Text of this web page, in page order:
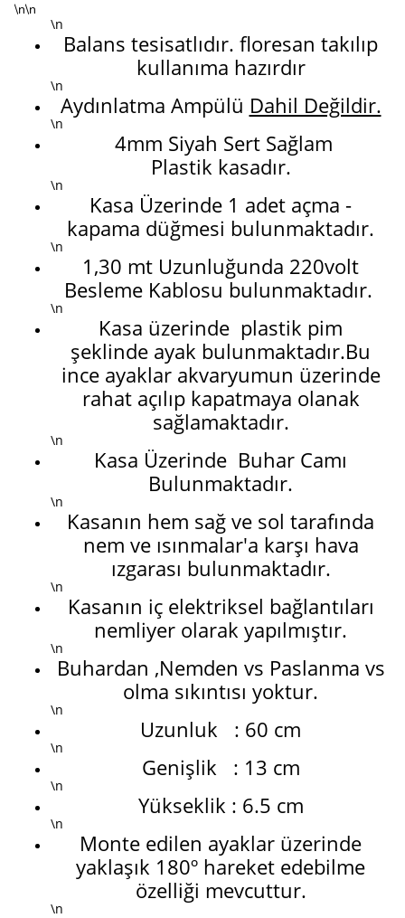
\n\n
\n
Balans tesisatlıdır. floresan takılıp
kullanıma hazırdır
\n
Aydınlatma Ampülü Dahil Değildir.
\n
4mm Siyah Sert Sağlam
Plastik kasadır.
\n
Kasa Üzerinde 1 adet açma -
kapama düğmesi bulunmaktadır.
\n
1,30 mt Uzunluğunda 220volt
Besleme Kablosu bulunmaktadır.
\n
Kasa üzerinde plastik pim
şeklinde ayak bulunmaktadır.Bu
ince ayaklar akvaryumun üzerinde
rahat açılıp kapatmaya olanak
sağlamaktadır.
\n
Kasa Üzerinde Buhar Camı
Bulunmaktadır.
\n
Kasanın hem sağ ve sol tarafında
nem ve ısınmalar'a karşı hava
ızgarası bulunmaktadır.
\n
Kasanın iç elektriksel bağlantıları
nemliyer olarak yapılmıştır.
\n
Buhardan ,Nemden vs Paslanma vs
olma sıkıntısı yoktur.
\n
Uzunluk : 60 cm
\n
Genişlik : 13 cm
\n
Yükseklik : 6.5 cm
\n
Monte edilen ayaklar üzerinde
yaklaşık 180º hareket edebilme
özelliği mevcuttur.
\n